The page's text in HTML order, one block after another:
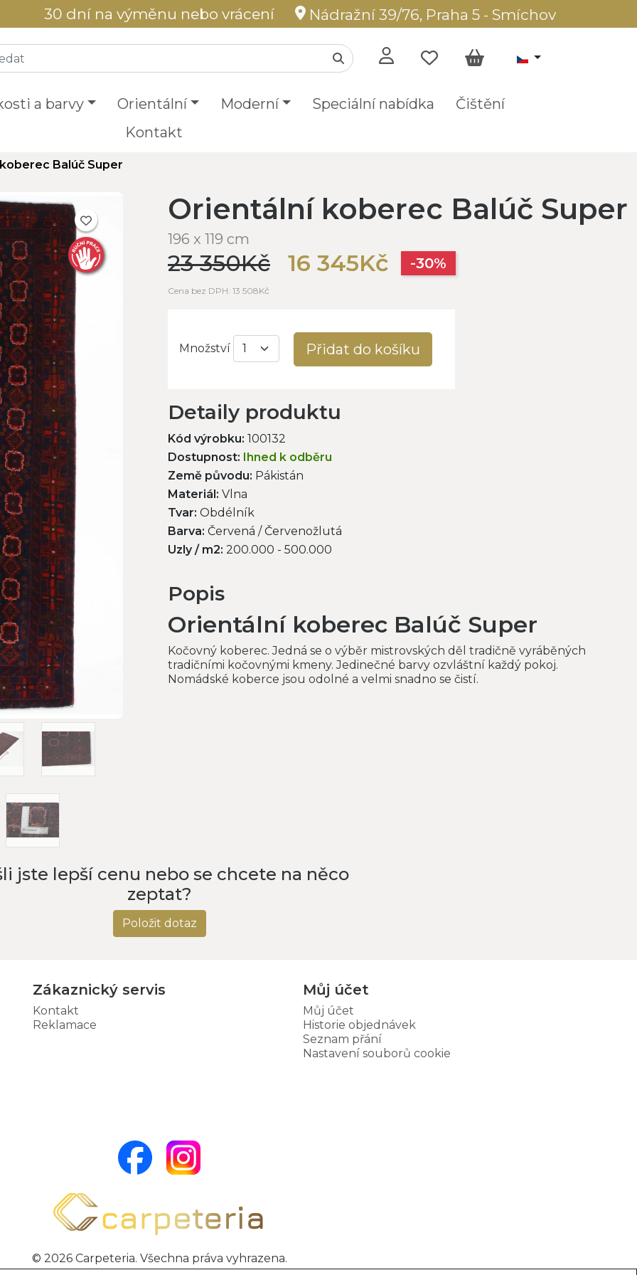
30 dní na výměnu nebo vrácení Nádražní 39/76, Praha 5 - Smíchov
a barvy Orientální Moderní Speciální nabídka
Čištění
Kontakt
Balúč Super
Orientální koberec Balúč Super
196 x 119 cm
23 350Kč 16 345Kč -30%
Cena bez DPH: 13 508Kč
Množství Přidat do košíku
Detaily produktu
Kód výrobku: 100132
Dostupnost:
Ihned k odběru
Země původu: Pákistán
Materiál: Vlna
Tvar: Obdélník
Barva: Červená / Červenožlutá
Uzly / m2: 200.000 - 500.000
Popis
Orientální koberec Balúč Super
Kočovný koberec. Jedná se o výběr mistrovských děl tradičně vyráběných
tradičními kočovnými kmeny. Jedinečné barvy ozvláštní každý pokoj.
Nomádské koberce jsou odolné a velmi snadno se čistí.
jste lepší cenu nebo se chcete na něco
zeptat?
Položit dotaz
Zákaznický servis
Kontakt
Reklamace
Můj účet
Můj účet
Historie objednávek
Seznam přání
Nastavení souborů cookie
© 2026 Carpeteria. Všechna práva vyhrazena.